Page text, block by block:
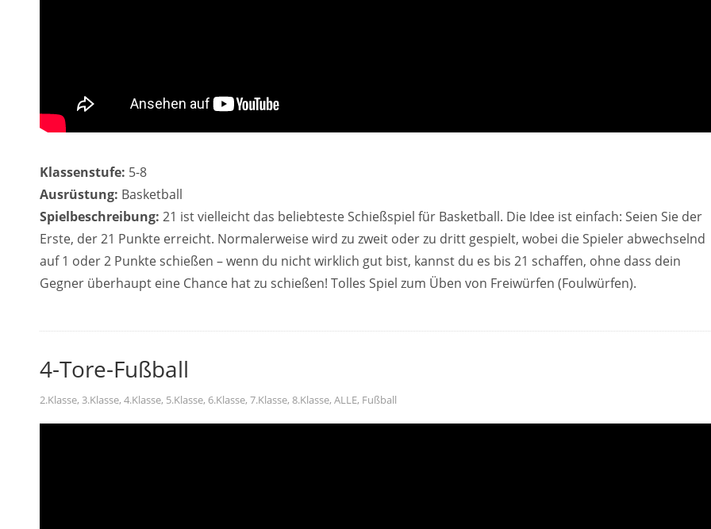
Klassenstufe: 5-8
Ausrüstung: Basketball
Spielbeschreibung: 21 ist vielleicht das beliebteste Schießspiel für Basketball. Die Idee ist einfach: Seien Sie der
Erste, der 21 Punkte erreicht. Normalerweise wird zu zweit oder zu dritt gespielt, wobei die Spieler abwechselnd
auf 1 oder 2 Punkte schießen – wenn du nicht wirklich gut bist, kannst du es bis 21 schaffen, ohne dass dein
Gegner überhaupt eine Chance hat zu schießen! Tolles Spiel zum Üben von Freiwürfen (Foulwürfen).
4-Tore-Fußball
2.Klasse, 3.Klasse, 4.Klasse, 5.Klasse, 6.Klasse, 7.Klasse, 8.Klasse, ALLE, Fußball